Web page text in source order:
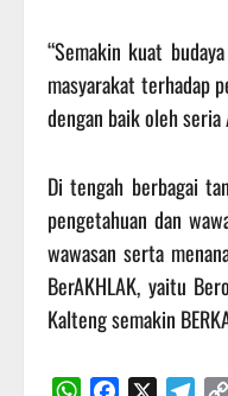
“Semakin kuat
masyarakat terhadap
dengan baik oleh seria
Di tengah berbagai
pengetahuan dan
wawasan serta
BerAKHLAK, yaitu
Kalteng semakin